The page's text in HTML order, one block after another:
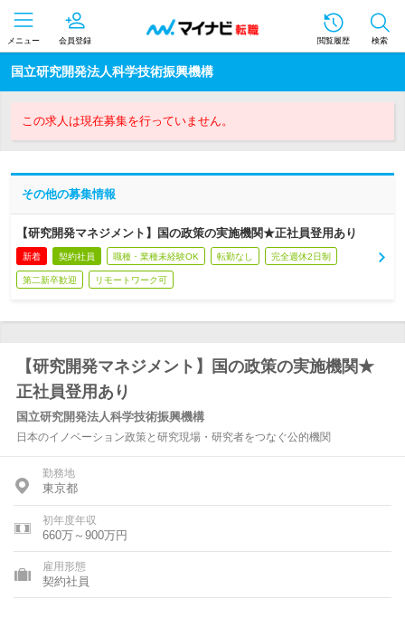
メニュー 会員登録 閲覧履歴 検索
国立研究開発法人科学技術振興機構
この求人は現在募集を行っていません。
その他の募集情報
【研究開発マネジメント】国の政策の実施機関★正社員登用あり
新着 契約社員 職種・業種未経験OK 転勤なし 完全週休2日制
第二新卒歓迎 リモートワーク可
【研究開発マネジメント】国の政策の実施機関★
正社員登用あり
国立研究開発法人科学技術振興機構
日本のイノベーション政策と研究現場・研究者をつなぐ公的機関
勤務地
東京都
初年度年収
660万～900万円
雇用形態
契約社員